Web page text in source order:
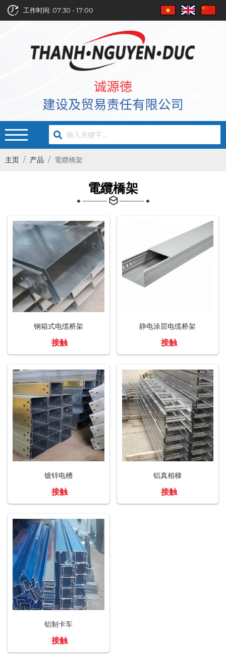
工作时间: 07:30 - 17:00
主页 产品 電纜橋架
電纜橋架
钢箱式电缆桥架
接触
静电涂层电缆桥架
接触
镀锌电槽
接触
铝真相梯
接触
铝制卡车
接触